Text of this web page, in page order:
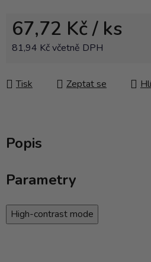
67,72 Kč/ ks
81,94 Kč včetně DPH
Tisk
Zeptat se
Popis
Parametry
High-contrast mode